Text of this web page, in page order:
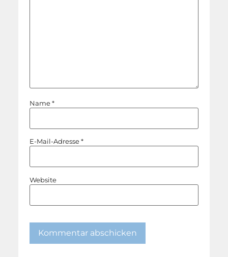
Name*
E-Mail-Adresse*
Website